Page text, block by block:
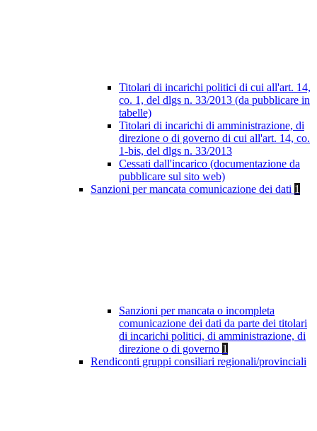
Titolari di incarichi politici di cui all'art. 14,
co. 1, del dlgs n. 33/2013 (da pubblicare in
tabelle)
Titolari di incarichi di amministrazione, di
direzione o di governo di cui all'art. 14, co.
1-bis, del dlgs n. 33/2013
Cessati dall'incarico (documentazione da
pubblicare sul sito web)
Sanzioni per mancata comunicazione dei dati 1
Sanzioni per mancata o incompleta
comunicazione dei dati da parte dei titolari
di incarichi politici, di amministrazione, di
direzione o di governo 1
Rendiconti gruppi consiliari regionali/provinciali